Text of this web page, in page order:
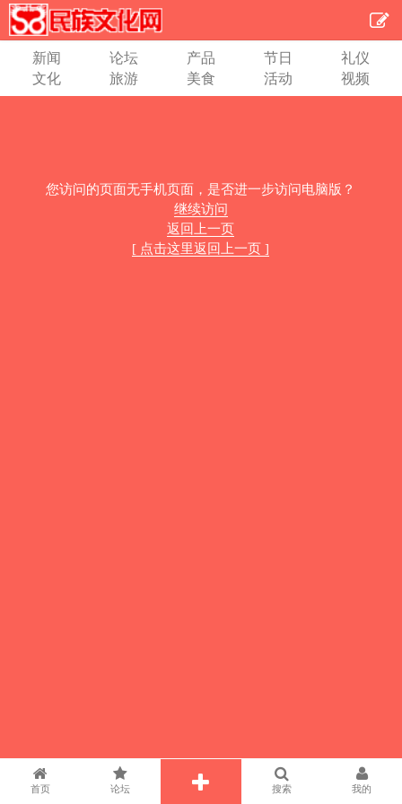
新闻 论坛 产品 节日
礼仪
文化
旅游 美食 活动 视频
您访问的页面无手机页面，是否进一步访问电脑版？
继续访问
返回上一页
[ 点击这里返回上一页 ]
首页 论坛 搜索 我的